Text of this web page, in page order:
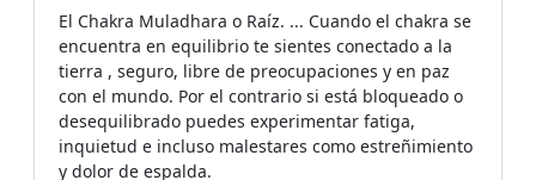
El Chakra Muladhara o Raíz. ... Cuando el chakra se
encuentra en equilibrio te sientes conectado a la
tierra , seguro, libre de preocupaciones y en paz
con el mundo. Por el contrario si está bloqueado o
desequilibrado puedes experimentar fatiga,
inquietud e incluso malestares como estreñimiento
y dolor de espalda.